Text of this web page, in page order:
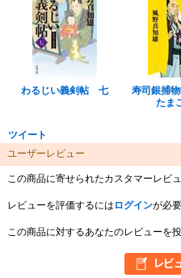
わるじい義剣帖 七
寿司銀捕
たま
ツイート
ユーザーレビュー
この商品に寄せられたカスタマーレビ
レビューを評価するには ログインが必
この商品に対するあなたのレビューを